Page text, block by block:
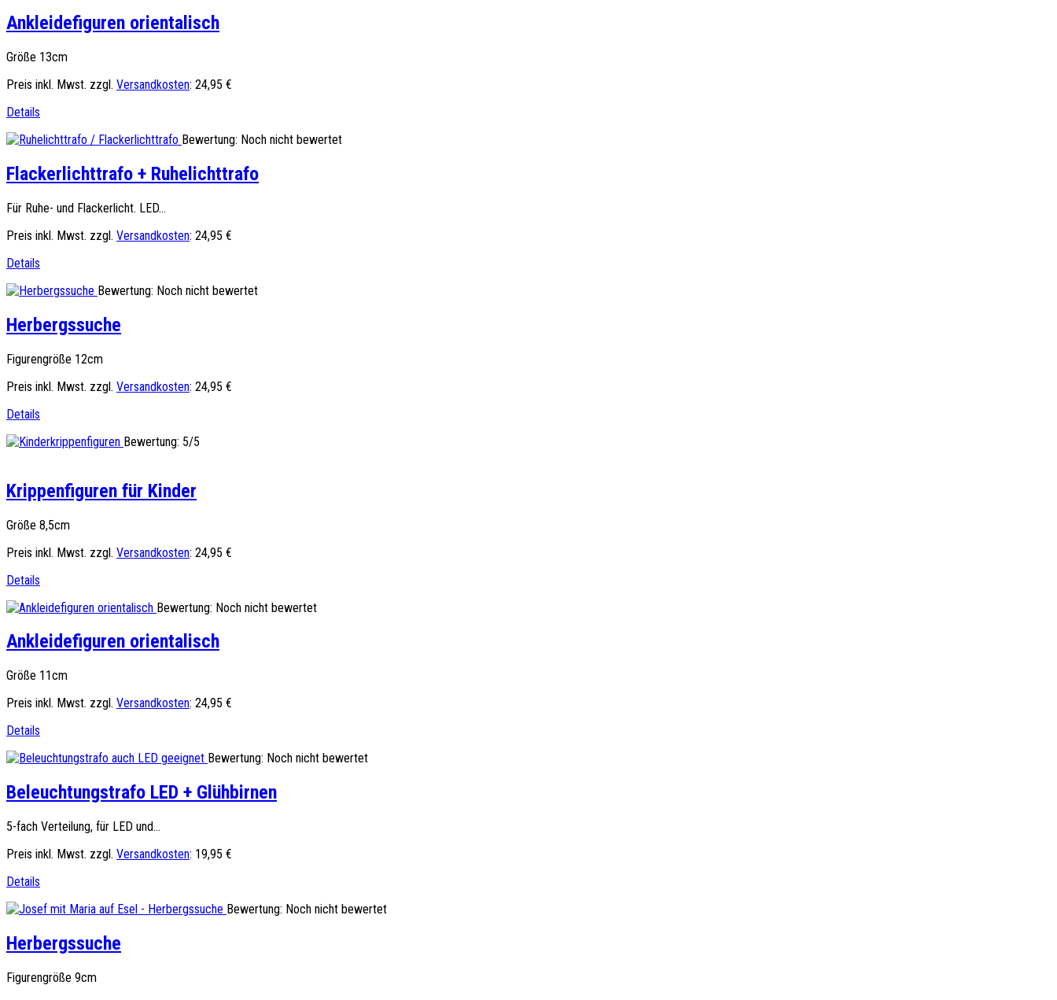
Ankleidefiguren orientalisch
Größe 13cm
Preis inkl. Mwst. zzgl. Versandkosten: 24,95 €
Details
Bewertung: Noch nicht bewertet
Flackerlichttrafo + Ruhelichttrafo
Für Ruhe- und Flackerlicht. LED...
Preis inkl. Mwst. zzgl. Versandkosten: 24,95 €
Details
Bewertung: Noch nicht bewertet
Herbergssuche
Figurengröße 12cm
Preis inkl. Mwst. zzgl. Versandkosten: 24,95 €
Details
Bewertung: 5/5
Krippenfiguren für Kinder
Größe 8,5cm
Preis inkl. Mwst. zzgl. Versandkosten: 24,95 €
Details
Bewertung: Noch nicht bewertet
Ankleidefiguren orientalisch
Größe 11cm
Preis inkl. Mwst. zzgl. Versandkosten: 24,95 €
Details
Bewertung: Noch nicht bewertet
Beleuchtungstrafo LED + Glühbirnen
5-fach Verteilung, für LED und...
Preis inkl. Mwst. zzgl. Versandkosten: 19,95 €
Details
Bewertung: Noch nicht bewertet
Herbergssuche
Figurengröße 9cm